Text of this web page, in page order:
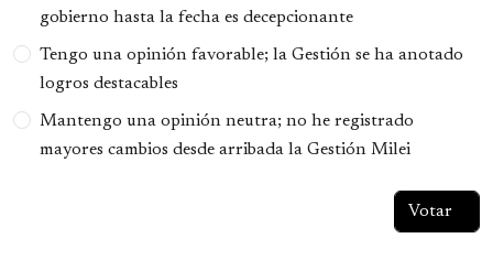
gobierno hasta la fecha es decepcionante
Tengo una opinión favorable; la Gestión se ha anotado
logros destacables
Mantengo una opinión neutra; no he registrado
mayores cambios desde arribada la Gestión Milei